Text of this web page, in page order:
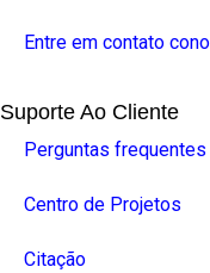
Entre em contato
Suporte Ao Cliente
Perguntas frequentes
Centro de Projetos
Citação